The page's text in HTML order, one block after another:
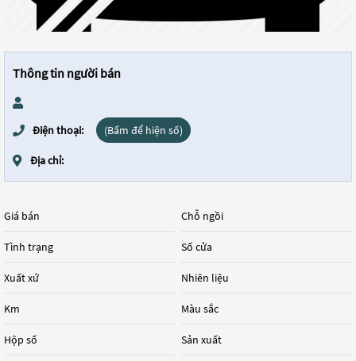
Thông tin người bán
Điện thoại: (Bấm để hiện số)
Địa chỉ:
Giá bán
Tình trạng
Xuất xứ
Km
Hộp số
Chỗ ngồi
Số cửa
Nhiên liệu
Màu sắc
Sản xuất